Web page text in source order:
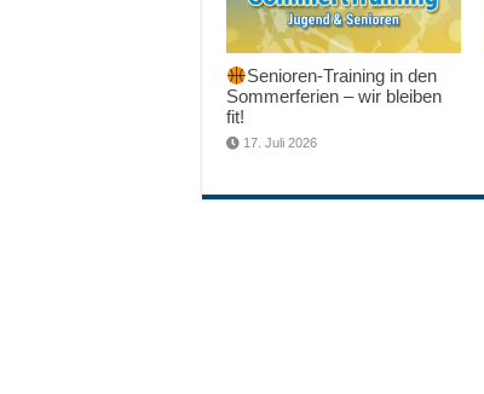
Senioren-Training in den
Sommerferien – wir bleiben
fit!
17. Juli 2026